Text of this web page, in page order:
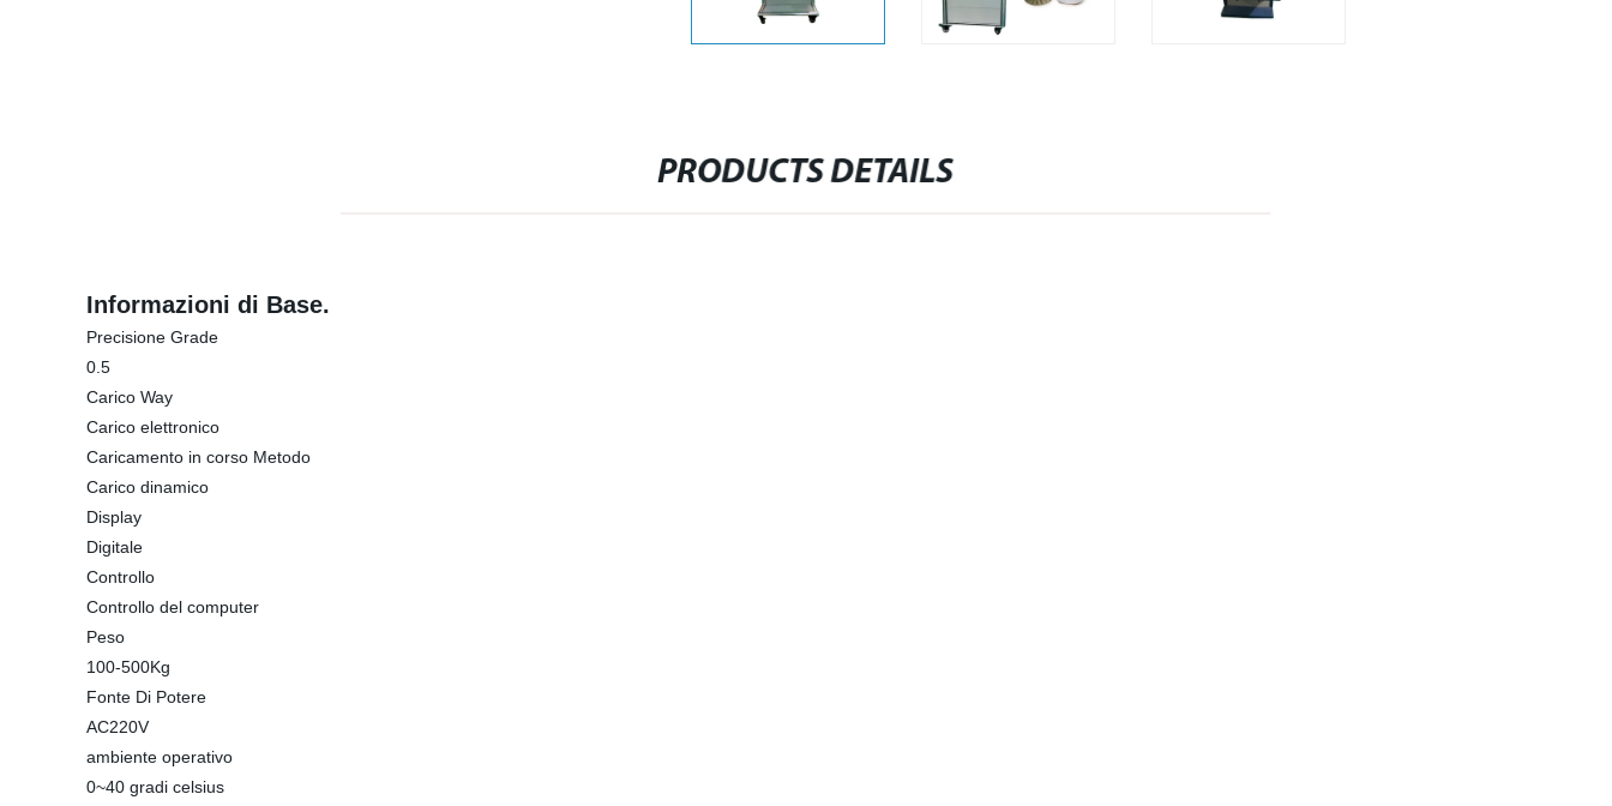
PRODUCTS DETAILS
Informazioni di Base.
Precisione Grade
0.5
Carico Way
Carico elettronico
Caricamento in corso Metodo
Carico dinamico
Display
Digitale
Controllo
Controllo del computer
Peso
100-500Kg
Fonte Di Potere
AC220V
ambiente operativo
0~40 gradi celsius